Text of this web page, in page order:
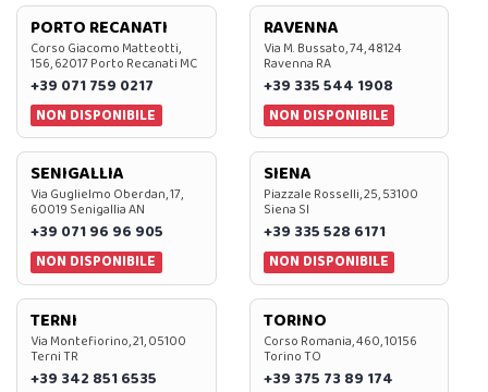
PORTO RECANATI
Corso Giacomo Matteotti,
156, 62017 Porto Recanati MC
+39 071 759 0217
NON DISPONIBILE
RAVENNA
Via M. Bussato, 74, 48124
Ravenna RA
+39 335 544 1908
NON DISPONIBILE
SENIGALLIA
Via Guglielmo Oberdan, 17,
60019 Senigallia AN
+39 071 96 96 905
NON DISPONIBILE
SIENA
Piazzale Rosselli, 25, 53100
Siena SI
+39 335 528 6171
NON DISPONIBILE
TERNI
Via Montefiorino, 21, 05100
Terni TR
+39 342 851 6535
TORINO
Corso Romania, 460, 10156
Torino TO
+39 375 73 89 174